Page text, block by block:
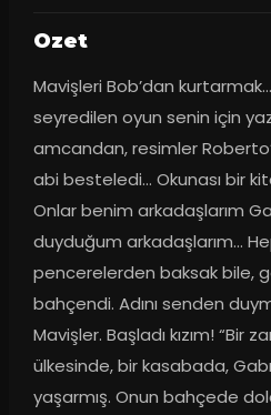
Ozet
Mavişleri Bob’dan
seyredilen oyun senin için
amcandan, resimler
abi besteledi… Okunası bir
Onlar benim arkadaşlarım
duyduğum arkadaşlarım…
pencerelerden baksak bile,
bahçendi. Adını senden
Mavişler. Başladı kızım! “Bir
ülkesinde, bir kasabada,
yaşarmış. Onun bahçede